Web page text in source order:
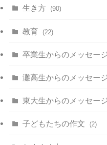
生き方 (90)
教育 (22)
卒業生からのメッセー
灘高生からのメッセー
東大生からのメッセー
子どもたちの作文 (2)